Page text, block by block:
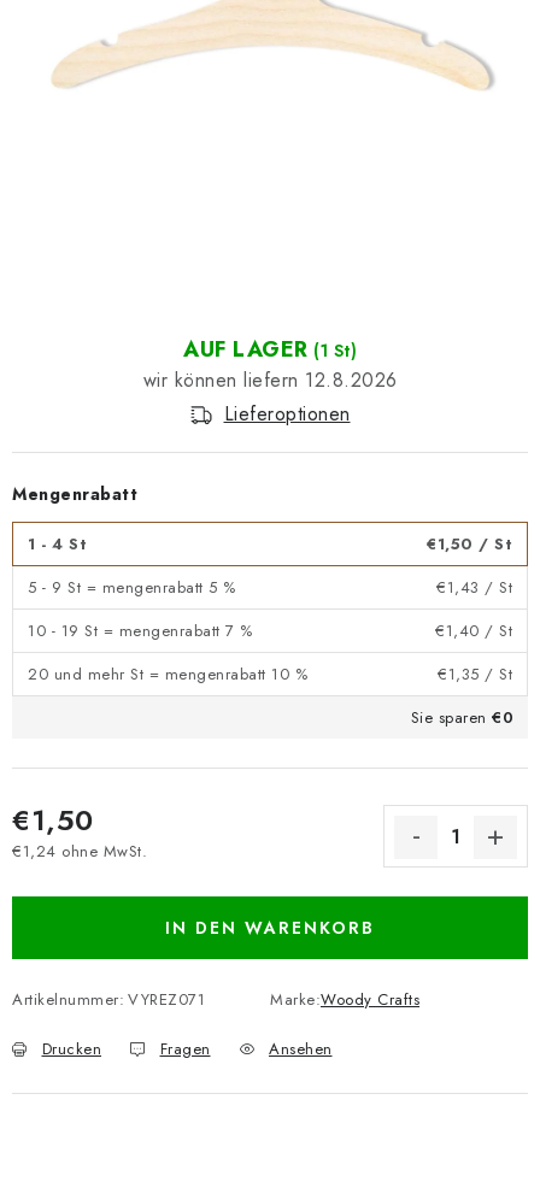
Datenschutzerklärung
Impressum
AUF LAGER (1 St)
12.8.2026
Lieferoptionen
Mengenrabatt
1 - 4 St €1,50 / St
5 - 9 St = mengenrabatt 5 %
€1,43 / St
10 - 19 St = mengenrabatt 7 %
€1,40 / St
20 und mehr St = mengenrabatt 10 %
€1,35 / St
Sie sparen €0
€1,50
€1,24 ohne MwSt.
IN DEN WARENKORB
Artikelnummer: VYREZ071 Marke:Woody Crafts
Drucken Fragen Ansehen